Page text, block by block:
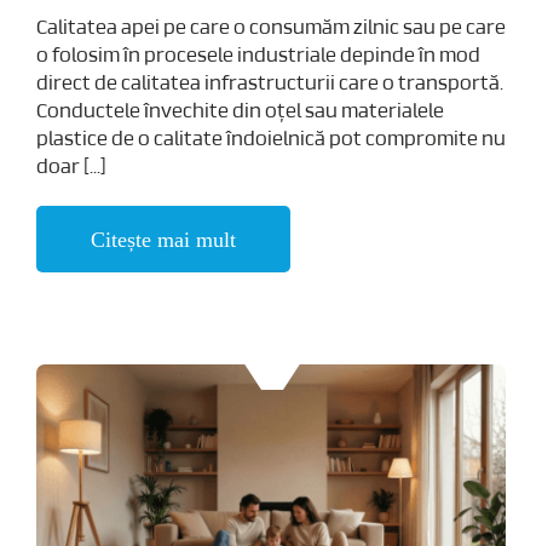
Calitatea apei pe care o consumăm zilnic sau pe care
o folosim în procesele industriale depinde în mod
direct de calitatea infrastructurii care o transportă.
Conductele învechite din oțel sau materialele
plastice de o calitate îndoielnică pot compromite nu
doar [...]
Citește mai mult